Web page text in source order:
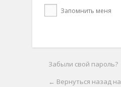
Запомнить меня
Забыли свой пароль?
← Вернуться назад на